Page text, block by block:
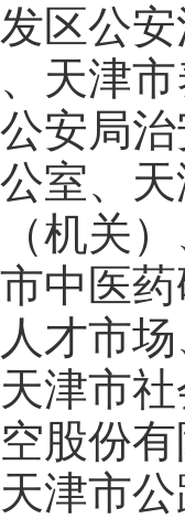
区公
天津
安局
室、
机关
中医
才市
津市
股份
津市